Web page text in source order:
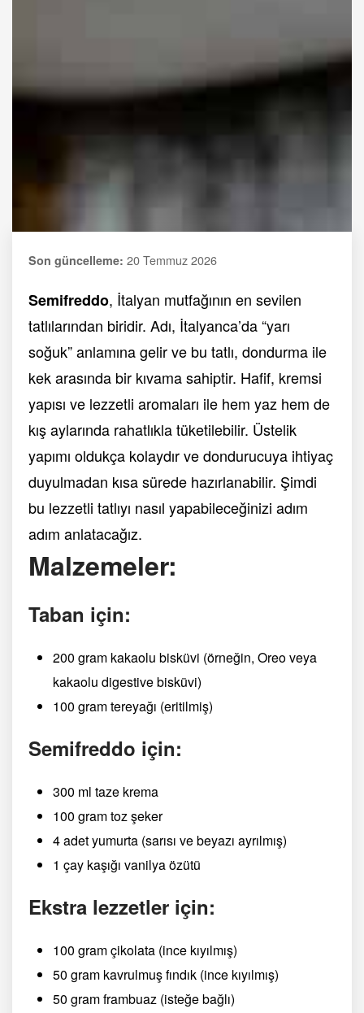
Son güncelleme: 20 Temmuz 2026
Semifreddo, İtalyan mutfağının en sevilen
tatlılarından biridir. Adı, İtalyanca’da “yarı
soğuk” anlamına gelir ve bu tatlı, dondurma ile
kek arasında bir kıvama sahiptir. Hafif, kremsi
yapısı ve lezzetli aromaları ile hem yaz hem de
kış aylarında rahatlıkla tüketilebilir. Üstelik
yapımı oldukça kolaydır ve dondurucuya ihtiyaç
duyulmadan kısa sürede hazırlanabilir. Şimdi
bu lezzetli tatlıyı nasıl yapabileceğinizi adım
adım anlatacağız.
Malzemeler:
Taban için:
200 gram kakaolu bisküvi (örneğin, Oreo veya
kakaolu digestive bisküvi)
100 gram tereyağı (eritilmiş)
Semifreddo için:
300 ml taze krema
100 gram toz şeker
4 adet yumurta (sarısı ve beyazı ayrılmış)
1 çay kaşığı vanilya özütü
Ekstra lezzetler için:
100 gram çikolata (ince kıyılmış)
50 gram kavrulmuş fındık (ince kıyılmış)
50 gram frambuaz (isteğe bağlı)